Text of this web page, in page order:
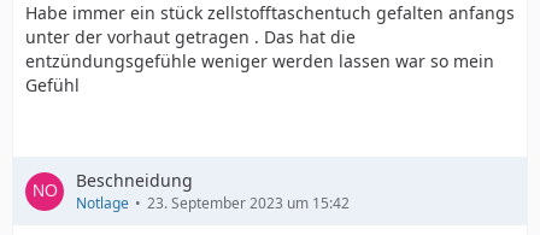
Habe immer ein stück zellstofftaschentuch gefalten anfangs
unter der vorhaut getragen . Das hat die
entzündungsgefühle weniger werden lassen war so mein
Gefühl
Beschneidung
Notlage 23. September 2023 um 15:42